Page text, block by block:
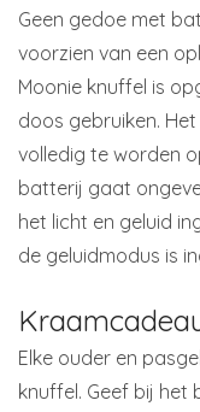
Geen gedoe met
voorzien van een
Moonie knuffel is
doos gebruiken.
volledig te worden
batterij gaat
het licht en geluid
de geluidmodus is
Elke ouder en
knuffel. Geef bij het